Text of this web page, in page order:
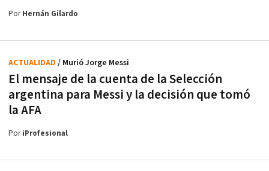
PorHernán Gilardo
El mensaje de la cuenta de la Selección
argentina para Messi y la decisión que tomó
la AFA
ACTUALIDAD / Murió Jorge Messi
PoriProfesional